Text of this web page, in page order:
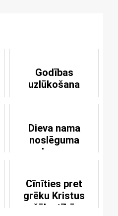
Godības
uzlūkošana
Dieva nama
noslēguma
akmens
Cīnīties pret
grēku Kristus
žēlastībā